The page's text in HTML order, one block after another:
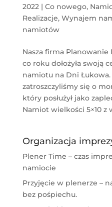
2022| Co nowego,
Realizacje, Wynajem
namiotów
Nasza firma
co roku dołożyła swoją
namiotu na Dni
zatroszczyliśmy się o
który posłużył jako
Namiot wielkości 5×10 z
Organizacja
Plener Time – czas
namiocie
Przyjęcie w plenerze –
bez pośpiechu.